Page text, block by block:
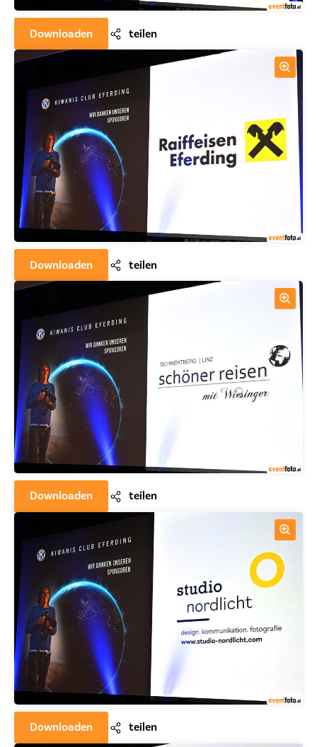
Downloaden teilen
Downloaden teilen
Downloaden teilen
Downloaden teilen